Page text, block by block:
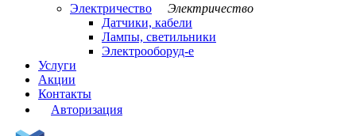
Электричество
Электричество
Датчики, кабели
Лампы, светильники
Электрооборуд-е
Услуги
Акции
Контакты
Авторизация